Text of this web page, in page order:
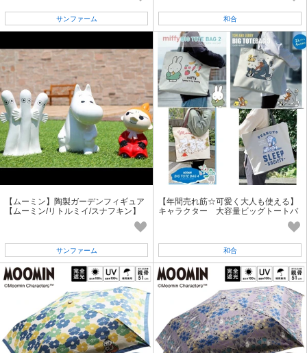
サンファーム 和合
【ムーミン】陶製ガーデンフィギュア
【ムーミン/リトルミイ/スナフキン】
サンファーム
【年間売れ筋☆可愛く大人も使える】
キャラクター 大容量ビッグトートバ
和合